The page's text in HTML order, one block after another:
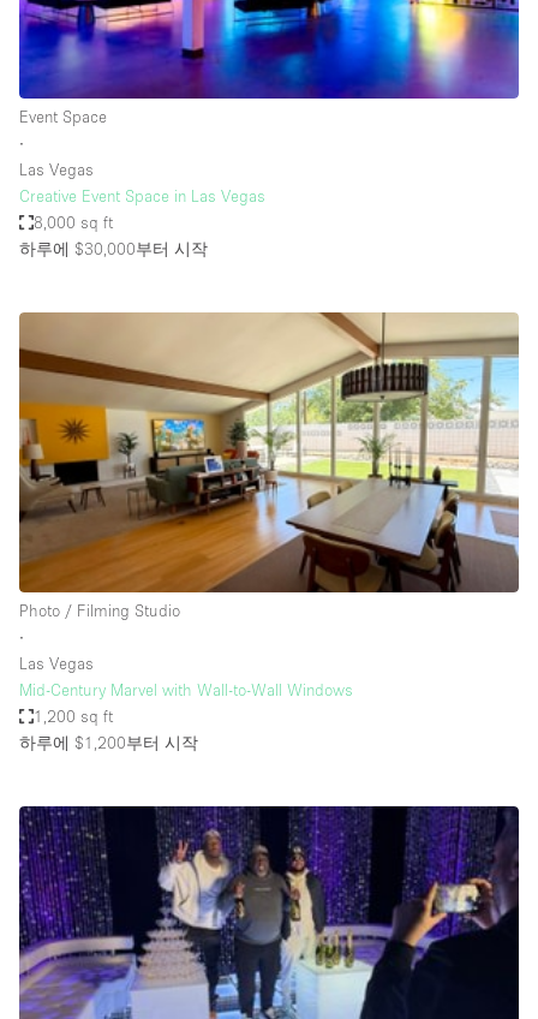
Car Display
Concierge
Counters
Electricity
Elevator
Fitting Rooms
Garment Rack
Ground Floor
Handicap Accessible
Haussmann Style
Heating
Industrial
Kitchen
Large Door Entrance
Lighting
Living Space
Multiple Rooms
Office Equipment
Private Parking
Raw
Event Space
∙
Las Vegas
Creative Event Space in Las Vegas
8,000 sq ft
하루에 $30,000부터 시작
Photo / Filming Studio
∙
Las Vegas
Mid-Century Marvel with Wall-to-Wall Windows
1,200 sq ft
하루에 $1,200부터 시작